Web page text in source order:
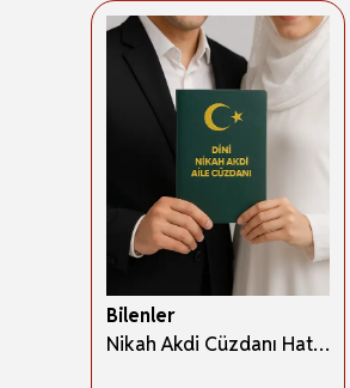
Bilenler
Nikah Akdi Cüzdanı Hatıra Defteri – Gelin Damat Bilgi ve Şahit İmzalı